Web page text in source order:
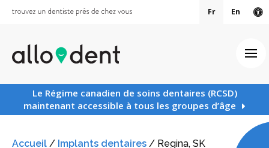
Fr En
Le Régime canadien de soins dentaires (RCSD)
maintenant accessible à tous les groupes d’âge
Accueil / Implants dentaires / Regina, SK